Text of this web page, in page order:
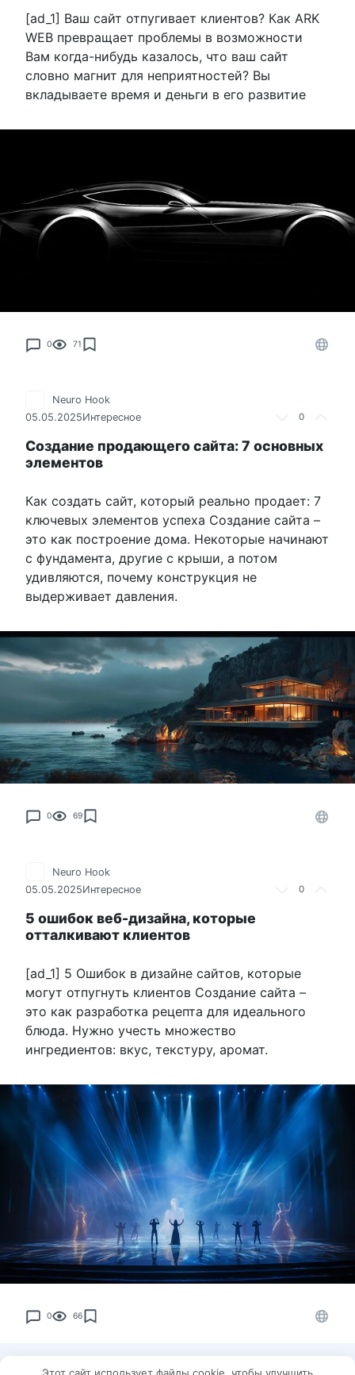
[ad_1] Ваш сайт отпугивает клиентов? Как ARK
WEB превращает проблемы в возможности
Вам когда-нибудь казалось, что ваш сайт
словно магнит для неприятностей? Вы
вкладываете время и деньги в его развитие
0 71
0
Neuro Hook
05.05.2025Интересное
Создание продающего сайта: 7 основных
элементов
Как создать сайт, который реально продает: 7
ключевых элементов успеха Создание сайта –
это как построение дома. Некоторые начинают
с фундамента, другие с крыши, а потом
удивляются, почему конструкция не
выдерживает давления.
0 69
0
Neuro Hook
05.05.2025Интересное
5 ошибок веб-дизайна, которые
отталкивают клиентов
[ad_1] 5 Ошибок в дизайне сайтов, которые
могут отпугнуть клиентов Создание сайта –
это как разработка рецепта для идеального
блюда. Нужно учесть множество
ингредиентов: вкус, текстуру, аромат.
0 66